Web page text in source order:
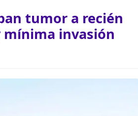
tumor a recién
mínima invasión